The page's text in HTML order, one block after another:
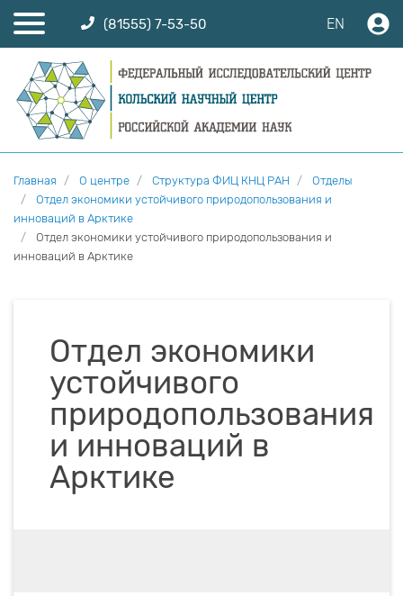
(81555) 7-53-50 EN
Главная О центре Структура ФИЦ КНЦ РАН
Отделы
Отдел экономики устойчивого природопользования и
инноваций в Арктике
Отдел экономики устойчивого природопользования и
инноваций в Арктике
Отдел экономики
устойчивого
природопользования
и инноваций в
Арктике